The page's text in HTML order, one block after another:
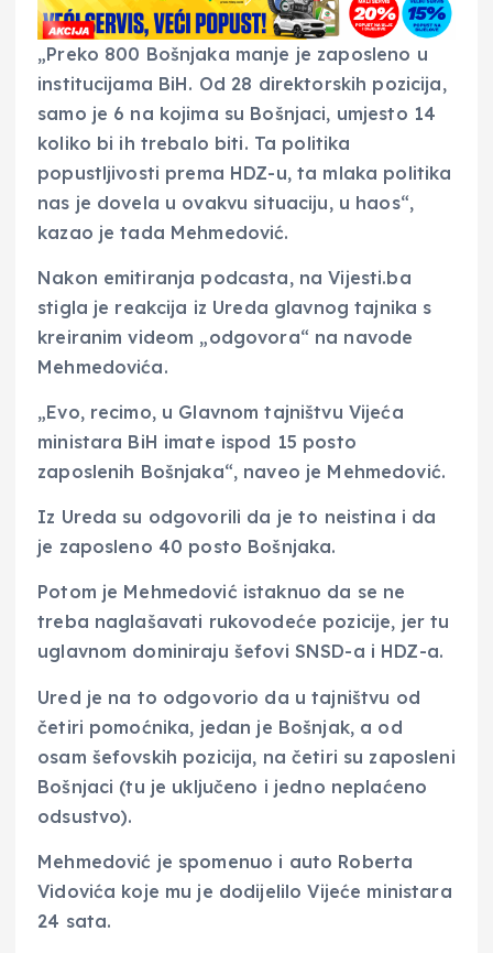
„Preko 800 Bošnjaka manje je zaposleno u
institucijama BiH. Od 28 direktorskih pozicija,
samo je 6 na kojima su Bošnjaci, umjesto 14
koliko bi ih trebalo biti. Ta politika
popustljivosti prema HDZ-u, ta mlaka politika
nas je dovela u ovakvu situaciju, u haos“,
kazao je tada Mehmedović.
Nakon emitiranja podcasta, na Vijesti.ba
stigla je reakcija iz Ureda glavnog tajnika s
kreiranim videom „odgovora“ na navode
Mehmedovića.
„Evo, recimo, u Glavnom tajništvu Vijeća
ministara BiH imate ispod 15 posto
zaposlenih Bošnjaka“, naveo je Mehmedović.
Iz Ureda su odgovorili da je to neistina i da
je zaposleno 40 posto Bošnjaka.
Potom je Mehmedović istaknuo da se ne
treba naglašavati rukovodeće pozicije, jer tu
uglavnom dominiraju šefovi SNSD-a i HDZ-a.
Ured je na to odgovorio da u tajništvu od
četiri pomoćnika, jedan je Bošnjak, a od
osam šefovskih pozicija, na četiri su zaposleni
Bošnjaci (tu je uključeno i jedno neplaćeno
odsustvo).
Mehmedović je spomenuo i auto Roberta
Vidovića koje mu je dodijelilo Vijeće ministara
24 sata.